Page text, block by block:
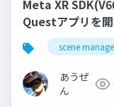
Meta XR
Questアプリを
scene
あうぜ
ん